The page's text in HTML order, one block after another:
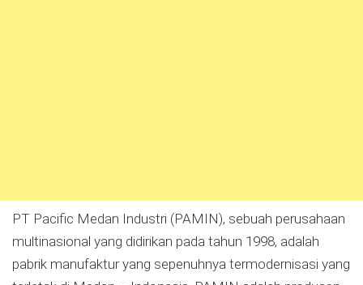
PT Pacific Medan Industri (PAMIN), sebuah perusahaan
multinasional yang didirikan pada tahun 1998, adalah
pabrik manufaktur yang sepenuhnya termodernisasi yang